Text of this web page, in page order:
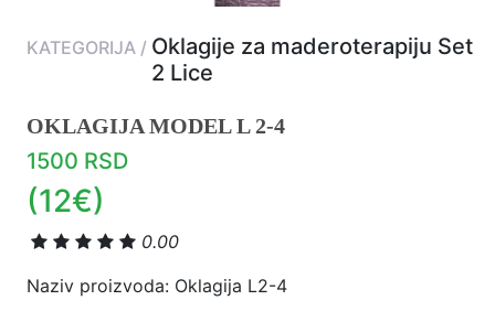
KATEGORIJA / Oklagije za maderoterapiju Set
2 Lice
OKLAGIJA MODEL L 2-4
1500 RSD
(12€)
0.00
Naziv proizvoda: Oklagija L2-4